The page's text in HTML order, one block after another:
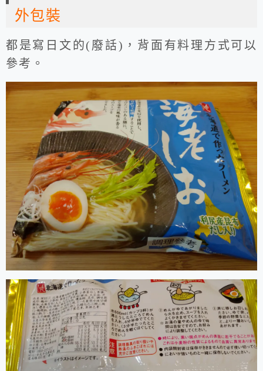
外包裝
都是寫日文的(廢話)，背面有料理方式可以
參考。